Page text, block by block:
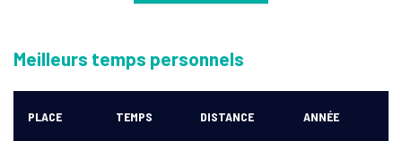
Meilleurs temps personnels
PLACE TEMPS DISTANCE ANNÉE